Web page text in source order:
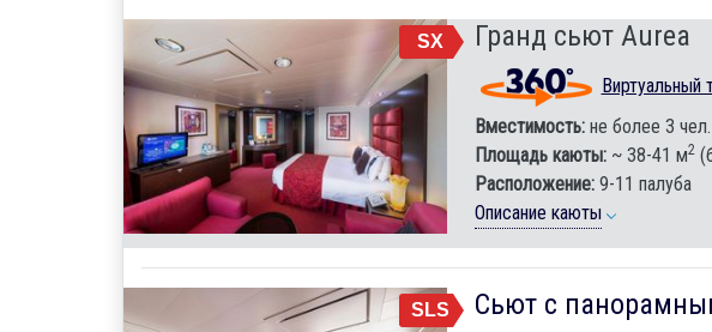
SX Гранд сьют Aurea
Виртуальный
Вместимость:не более 3 чел.
Площадь каюты:~ 38-41 м2
Расположение:9-11 палуба
Описание каюты
SLS Сьют с